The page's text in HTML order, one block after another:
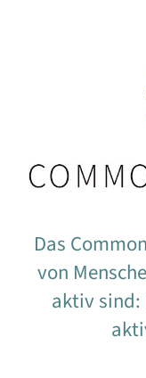
Das
von
aktiv sind: